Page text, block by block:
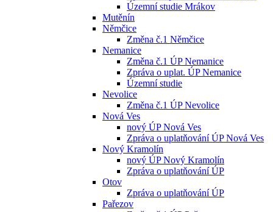
Územní studie Mrákov
Mutěnín
Němčice
Změna č.1 Němčice
Nemanice
Změna č.1 ÚP Nemanice
Zpráva o uplat. ÚP Nemanice
Územní studie
Nevolice
Změna č.1 ÚP Nevolice
Nová Ves
nový ÚP Nová Ves
Zpráva o uplatňování ÚP Nová Ves
Nový Kramolín
nový ÚP Nový Kramolín
Zpráva o uplatňování ÚP
Otov
Zpráva o uplatňování ÚP
Pařezov